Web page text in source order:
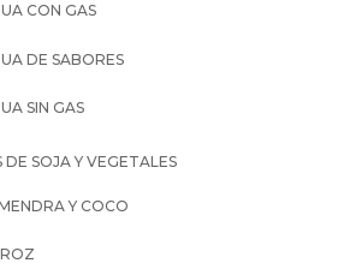
CON GAS
DE SABORES
SIN GAS
DE SOJA Y VEGETALES
Y COCO